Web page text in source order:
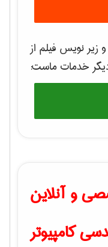
زیر نویس فیلم از
خدمات ماست:
و آنلاین
کامپیوتر